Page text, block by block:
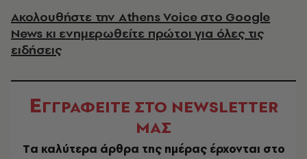
Ακολουθήστε την Athens Voice στο Google
News κι ενημερωθείτε πρώτοι για όλες τις
ειδήσεις
ΕΓΓΡΑΦΕΙΤΕ ΣΤΟ NEWSLETTER
ΜΑΣ
Tα καλύτερα άρθρα της ημέρας έρχονται στο